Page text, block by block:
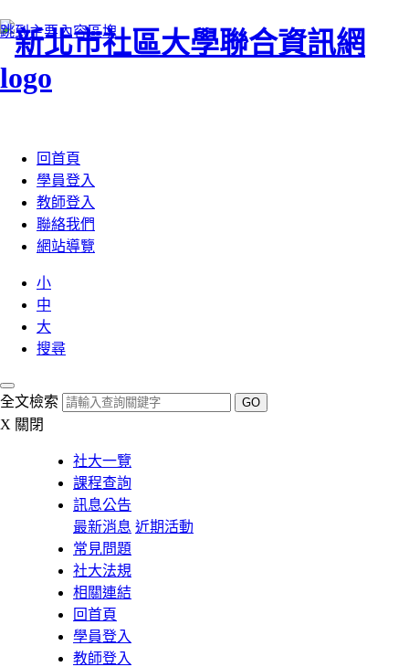
跳到主要內容區塊
回首頁
學員登入
教師登入
聯絡我們
網站導覽
小
中
大
搜尋
全文檢索 GO
X 關閉
社大一覽
課程查詢
訊息公告
最新消息 近期活動
常見問題
社大法規
相關連結
回首頁
學員登入
教師登入